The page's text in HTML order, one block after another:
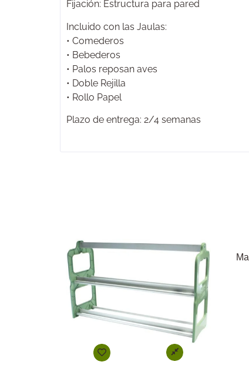
Fijación: Estructura para pared
Incluido con las Jaulas:
• Comederos
• Bebederos
• Palos reposan aves
• Doble Rejilla
• Rollo Papel
Plazo de entrega: 2/4 semanas